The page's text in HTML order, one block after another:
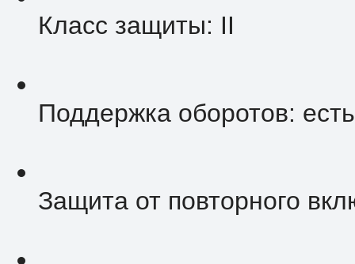
Класс защиты: II
Поддержка оборотов: есть
Защита от повторного